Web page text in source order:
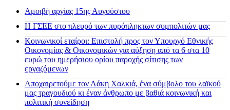
Αμοιβή αργίας 15ης Αυγούστου
H ΓΣΕΕ στο πλευρό των πυρόπληκτων συμπολιτών μας
Κοινωνικοί εταίροι: Επιστολή προς τον Υπουργό Εθνικής
Οικονομίας & Οικονομικών για αύξηση από τα 6 στα 10
ευρώ του ημερήσιου ορίου παροχής σίτισης των
εργαζόμενων
Αποχαιρετούμε τον Λάκη Χαλκιά, ένα σύμβολο του λαϊκού
μας τραγουδιού κι έναν άνθρωπο με βαθιά κοινωνική και
πολιτική συνείδηση